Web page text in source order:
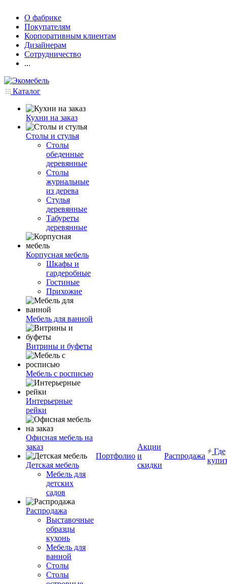
О фабрике
Покупателям
Корпоративным клиентам
Дизайнерам
Сотрудничество
...
Каталог
Кухни на заказ
Столы и стулья
Столы
обеденные
деревянные
Столы
журнальные
из дерева
Стулья
деревянные
Табуреты
деревянные
Корпусная мебель
Шкафы и
гардеробные
Гостиные
Прихожие
Мебель для ванной
Витрины и буфеты
Мебель с росписью
Интерьерные
рейки
Офисная мебель на
заказ
Детская мебель
Мебель для
детских
садов
Распродажа
Выставочные
образцы
кухонь
Мебель для
ванной
Столы
Столы
Портфолио
Акции
и
скидки
Распродажа
Где